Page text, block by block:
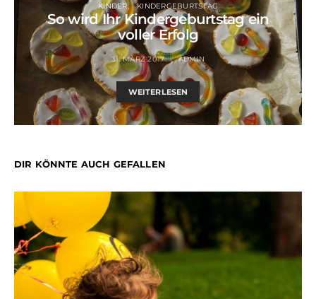
KINDER KINDERGEBURTSTAG
So wird Ihr Kindergeburtstag ein
voller Erfolg
31. MÄRZ 2017 ADMIN
WEITERLESEN
DIR KÖNNTE AUCH GEFALLEN